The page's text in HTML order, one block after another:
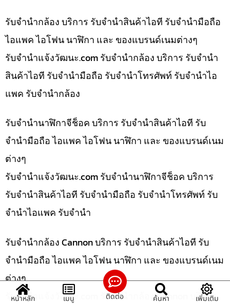
รับจำนำกล้อง บริการ รับจำนำสินค้าไอที รับจำนำมือถือ
ไอแพค ไอโฟน นาฬิกา และ ของแบรนด์เนมต่างๆ
รับจํานําแจ้งวัฒนะ.com รับจำนำกล้อง บริการ รับจำนำ
สินค้าไอที รับจำนำมือถือ รับจำนำโทรศัพท์ รับจำนำไอ
แพค รับจำนำกล้อง
รับจำนำนาฬิกาจีช็อค บริการ รับจำนำสินค้าไอที รับ
จำนำมือถือ ไอแพค ไอโฟน นาฬิกา และ ของแบรนด์เนม
ต่างๆ
รับจํานําแจ้งวัฒนะ.com รับจำนำนาฬิกาจีช็อค บริการ
รับจำนำสินค้าไอที รับจำนำมือถือ รับจำนำโทรศัพท์ รับ
จำนำไอแพค รับจำนำ
รับจำนำกล้อง Cannon บริการ รับจำนำสินค้าไอที รับ
จำนำมือถือ ไอแพค ไอโฟน นาฬิกา และ ของแบรนด์เนม
ต่างๆ
รับจํานําแจ้งวัฒนะ.com รับจำนำกล้อง Cannon บริการ
หน้าหลัก เมนู ติดต่อ ค้นหา เพิ่มเติม